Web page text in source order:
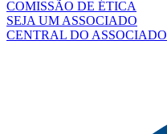
COMISSÃO DE ÉTICA
SEJA UM ASSOCIADO
CENTRAL DO ASSOCIADO